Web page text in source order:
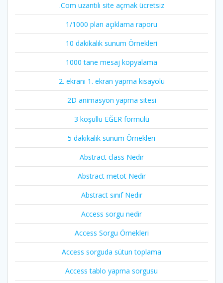
.Com uzantılı site açmak ücretsiz
1/1000 plan açıklama raporu
10 dakikalık sunum Örnekleri
1000 tane mesaj kopyalama
2. ekranı 1. ekran yapma kısayolu
2D animasyon yapma sitesi
3 koşullu EĞER formülü
5 dakikalık sunum Örnekleri
Abstract class Nedir
Abstract metot Nedir
Abstract sınıf Nedir
Access sorgu nedir
Access Sorgu Örnekleri
Access sorguda sütun toplama
Access tablo yapma sorgusu